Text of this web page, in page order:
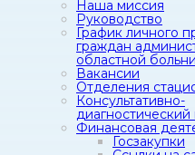
Наша миссия
Руководство
График личного
граждан
областной
Вакансии
Отделения
Консультативно-
диагностический
Финансовая
Госзакупки